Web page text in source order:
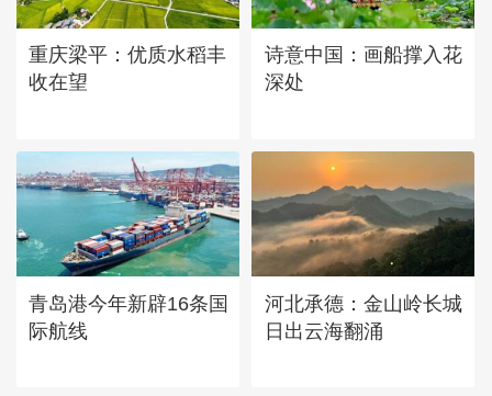
重庆梁平：优质水稻丰
收在望
诗意中国：画船撑入花
深处
青岛港今年新辟16条国
际航线
河北承德：金山岭长城
日出云海翻涌